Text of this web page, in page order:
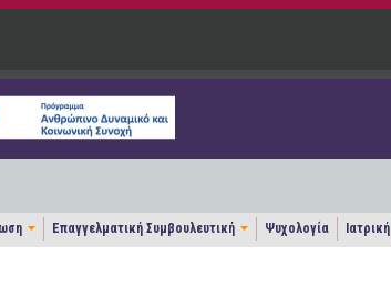
Επαγγελματική Συμβουλευτική Ψυχολογία Ιατρική